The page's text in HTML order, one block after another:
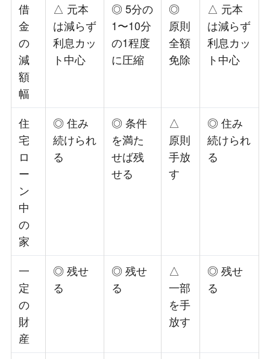
借
金
の
減
額
幅
△ 元本
は減らず
利息カッ
ト中心
◎ 5分の
1〜10分
の1程度
に圧縮
◎
原則
全額
免除
△ 元本
は減らず
利息カッ
ト中心
住
宅
ロ
ー
ン
中
の
家
◎ 住み
続けられ
る
◎ 条件
を満た
せば残
せる
△
原則
手放
す
◎ 住み
続けられ
る
一
定
の
財
産
◎ 残せ
る
◎ 残せ
る
△
一部
を手
放す
◎ 残せ
る